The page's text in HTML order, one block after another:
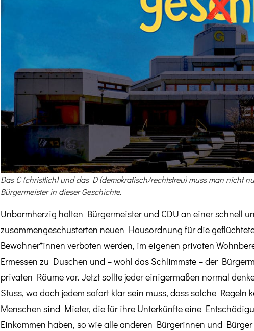
Das C (christlich) und das D (demokratisch/rechtstreu) muss man nicht
Bürgermeister in dieser Geschichte.
Unbarmherzig halten Bürgermeister und CDU an einer schnell
zusammengeschusterten neuen Hausordnung für die
Bewohner*innen verboten werden, im eigenen privaten
Ermessen zu Duschen und – wohl das Schlimmste – der
privaten Räume vor. Jetzt sollte jeder einigermaßen normal
Stuss, wo doch jedem sofort klar sein muss, dass solche
Menschen sind Mieter, die für ihre Unterkünfte eine
Einkommen haben, so wie alle anderen Bürgerinnen und